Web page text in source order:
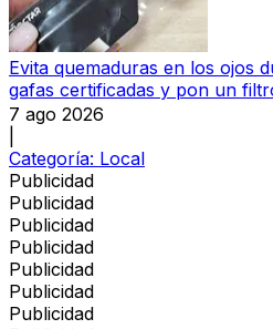
Evita quemaduras en los ojos
gafas certificadas y pon un
7 ago 2026
Categoría: Local
Publicidad
Publicidad
Publicidad
Publicidad
Publicidad
Publicidad
Publicidad